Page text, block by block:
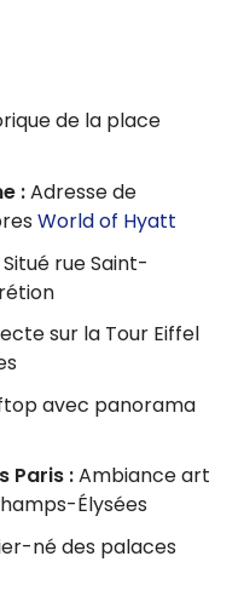
de la place
:Adresse de
World of Hyatt
Situé rue Saint-
sur la Tour Eiffel
avec panorama
Paris :Ambiance art
Élysées
né des palaces